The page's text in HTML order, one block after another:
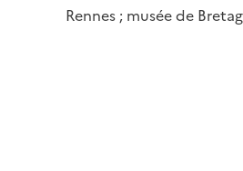
Rennes ; musée de